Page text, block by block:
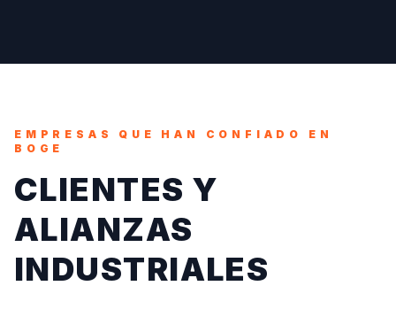
EMPRESAS QUE HAN CONFIADO EN
BOGE
CLIENTES Y
ALIANZAS
INDUSTRIALES